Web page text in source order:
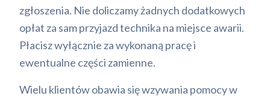
zgłoszenia. Nie doliczamy żadnych dodatkowych
opłat za sam przyjazd technika na miejsce awarii.
Płacisz wyłącznie za wykonaną pracę i
ewentualne części zamienne.
Wielu klientów obawia się wzywania pomocy w